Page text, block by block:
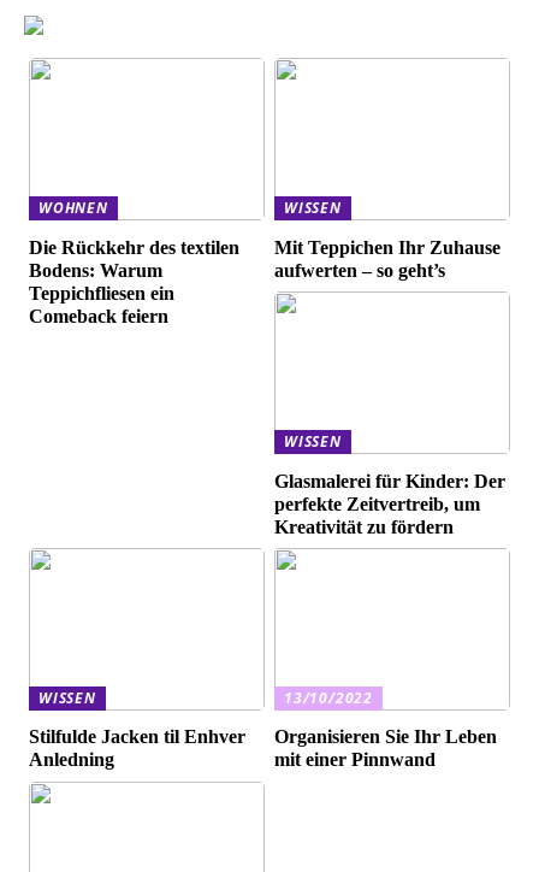
WOHNEN
Die Rückkehr des textilen
Bodens: Warum
Teppichfliesen ein
Comeback feiern
WISSEN
Mit Teppichen Ihr Zuhause
aufwerten – so geht’s
WISSEN
Glasmalerei für Kinder: Der
perfekte Zeitvertreib, um
Kreativität zu fördern
WISSEN
Stilfulde Jacken til Enhver
Anledning
13/10/2022
Organisieren Sie Ihr Leben
mit einer Pinnwand